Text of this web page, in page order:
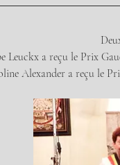
Leuckx a reçu le Prix
Alexander a reçu le